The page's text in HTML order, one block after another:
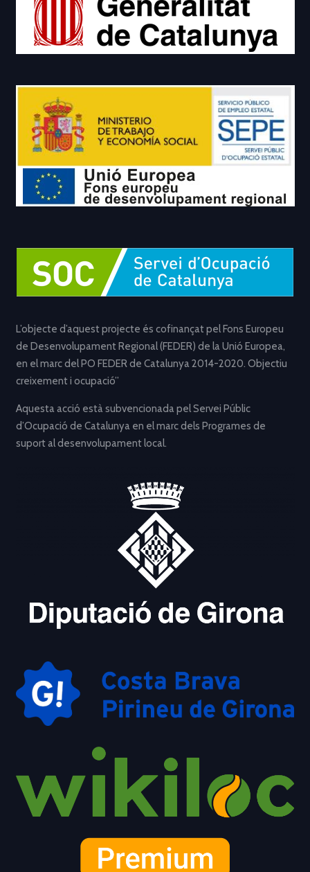
L’objecte d’aquest projecte és cofinançat pel Fons Europeu
de Desenvolupament Regional (FEDER) de la Unió Europea,
en el marc del PO FEDER de Catalunya 2014-2020. Objectiu
creixement i ocupació”
Aquesta acció està subvencionada pel Servei Públic
d’Ocupació de Catalunya en el marc dels Programes de
suport al desenvolupament local.